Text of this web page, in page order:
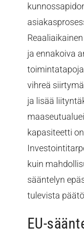
ja ennakoiva
vihreä
ja lisää
kapasiteetti
kuin
sääntelyn
tulevista
EU-